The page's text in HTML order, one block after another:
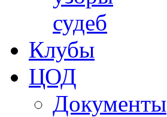
судеб
Клубы
ЦОД
Документы